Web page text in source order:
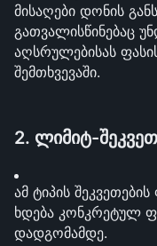
მისაღები დონის
გათვალისწინებაც
აღსრულებისას
შემთხვევაში.
2. ლიმიტ-
ამ ტიპის
ხდება კონკრეტულ
დადგომამდე.